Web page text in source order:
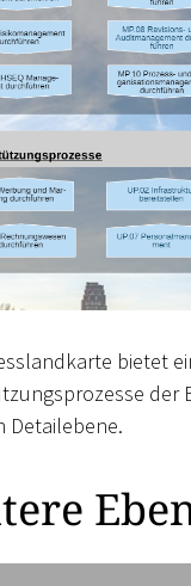
bietet
der
Detailebene.